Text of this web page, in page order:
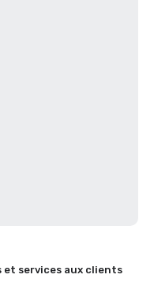
et services aux clients